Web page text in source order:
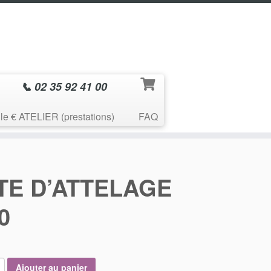
📞 02 35 92 41 00
€ ATELIER (prestations) FAQ
D’ATTELAGE
Ajouter au panier